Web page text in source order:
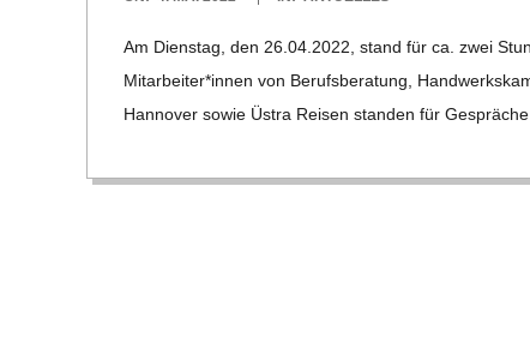
E
G
Am Diens­tag, den 26.04.2022, stand für ca. zwei
Mitarbeiter*innen von Berufs­be­ra­tung,
Han­no­ver sowie Üstra Rei­sen stan­den für